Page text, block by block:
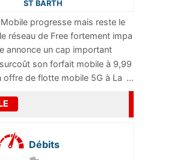
ST BARTH
progresse mais reste le
...
réseau de Free fortement impa
annonce un cap important
...
son forfait mobile à 9,99
offre de flotte mobile 5G à La ...
Débits